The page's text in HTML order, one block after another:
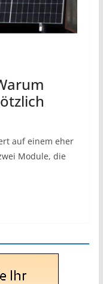
auf einem eher
Module, die